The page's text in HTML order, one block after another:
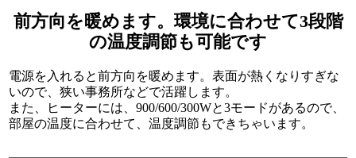
前方向を暖めます。環境に合わせて3段階
の温度調節も可能です
電源を入れると前方向を暖めます。表面が熱くなりすぎな
いので、狭い事務所などで活躍します。
また、ヒーターには、900/600/300Wと3モードがあるので、
部屋の温度に合わせて、温度調節もできちゃいます。